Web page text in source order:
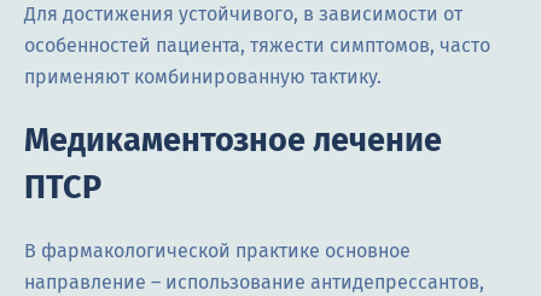
Для достижения устойчивого, в зависимости от
особенностей пациента, тяжести симптомов, часто
применяют комбинированную тактику.
Медикаментозное лечение
ПТСР
В фармакологической практике основное
направление – использование антидепрессантов,